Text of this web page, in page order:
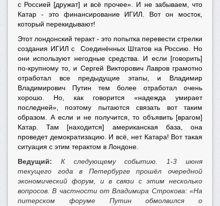
с Россией [дружат] и всё прочее». И не забываем, что
Катар - это финансирование ИГИЛ. Вот он мосток,
который перекидывают!
Этот лондонский теракт - это попытка перевести стрелки
создания ИГИЛ с Соединённых Штатов на Россию. Но
они используют негодные средства. И если [говорить]
по-крупному то, и Сергей Викторович Лавров грамотно
отработал все предыдущие этапы, и Владимир
Владимирович Путин тем более отработал очень
хорошо. Но, как говорится «надежда умирает
последней», поэтому пытаются связать вот таким
образом. А если и не получится, то объявить [врагом]
Катар. Там [находится] американская база, она
проведет демократизацию. И всё, нет Катара! Вот такая
ситуация с этим терактом в Лондоне.
Ведущий: К следующему событию. 1-3 июня
текущего года в Петербурге прошёл очередной
экономический форум, и в связи с этим несколько
вопросов. В частности от Владимира Строкова: «На
питерском форуме Путин обмолвился о